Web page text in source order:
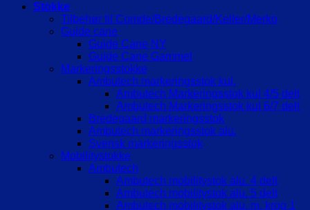
Stokke
Tilbehør til Comde/Bredegaard/Keller/Merko
Guide cane
Guide Cane NY
Guide Cane Gammel
Markeringsstokke
Ambutech markeringsstok kul.
Ambutech Markeringsstok kul 4/5 delt
Ambutech Markeringsstok kul 6/7 delt
Bredegaard markeringsstok
Ambutech markeringsstok alu.
Svensk markeringsstok
Mobilitystokke
Ambutech
Ambutech mobilitystok alu. 4 delt
Ambutech mobilitystok alu. 5 delt
Ambutech mobilitystok alu. m. krog 1